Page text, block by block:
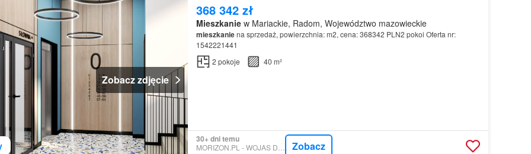
Zobacz zdjęcie
368 342 zł
Mieszkaniew Mariackie, Radom, Województwo mazowieckie
mieszkaniena sprzedaż, powierzchnia: m2, cena: 368342 PLN2 pokoi Oferta nr:
1542221441
2 pokoje 40 m²
30+ dni temu
Zobacz